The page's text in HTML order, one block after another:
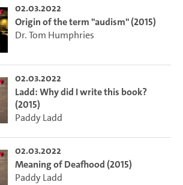
02.03.2022
Origin of the term "audism" (2015)
Dr. Tom Humphries
02.03.2022
Ladd: Why did I write this book?
(2015)
Paddy Ladd
02.03.2022
Meaning of Deafhood (2015)
Paddy Ladd